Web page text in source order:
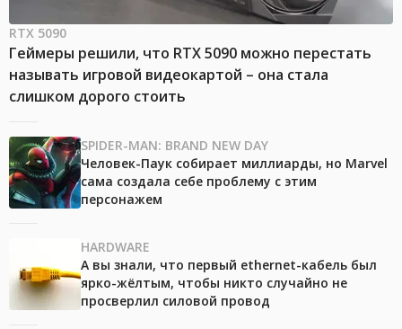
RTX 5090
Геймеры решили, что RTX 5090 можно перестать
называть игровой видеокартой – она стала
слишком дорого стоить
SPIDER-MAN: BRAND NEW DAY
Человек-Паук собирает миллиарды, но Marvel
сама создала себе проблему с этим
персонажем
HARDWARE
А вы знали, что первый ethernet-кабель был
ярко-жёлтым, чтобы никто случайно не
просверлил силовой провод